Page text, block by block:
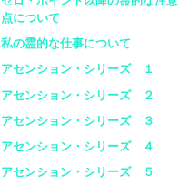
点について
私の霊的な仕事について
アセンション・シリーズ １
アセンション・シリーズ ２
アセンション・シリーズ ３
アセンション・シリーズ ４
アセンション・シリーズ ５